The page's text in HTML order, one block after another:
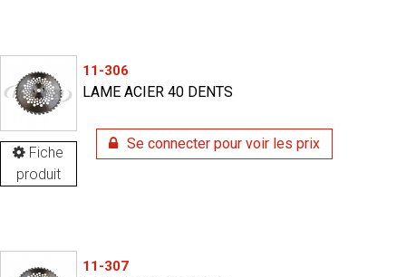
Fiche
produit
11-306
LAME ACIER 40 DENTS
Se connecter pour voir les prix
11-307